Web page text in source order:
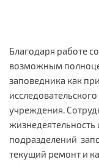
Благодаря работе
возможным
заповедника как
учреждения.
жизнедеятельность
подразделений
текущий ремонт и